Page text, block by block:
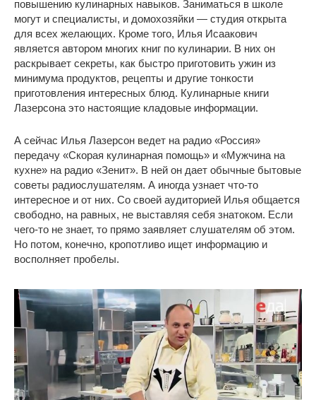
повышению кулинарных навыков. Заниматься в школе
могут и специалисты, и домохозяйки — студия открыта
для всех желающих. Кроме того, Илья Исаакович
является автором многих книг по кулинарии. В них он
раскрывает секреты, как быстро приготовить ужин из
минимума продуктов, рецепты и другие тонкости
приготовления интересных блюд. Кулинарные книги
Лазерсона это настоящие кладовые информации.
А сейчас Илья Лазерсон ведет на радио «Россия»
передачу «Скорая кулинарная помощь» и «Мужчина на
кухне» на радио «Зенит». В ней он дает обычные бытовые
советы радиослушателям. А иногда узнает что-то
интересное и от них. Со своей аудиторией Илья общается
свободно, на равных, не выставляя себя знатоком. Если
чего-то не знает, то прямо заявляет слушателям об этом.
Но потом, конечно, кропотливо ищет информацию и
восполняет пробелы.